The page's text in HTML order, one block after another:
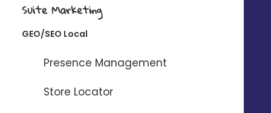
Suite Marketing
GEO/SEO Local
Presence Management
Store Locator
&